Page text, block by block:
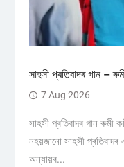
সাহসী প্ৰতিবাদৰ গান –
7 Aug 2026
সাহসী প্ৰতিবাদৰ গান ৰুমী
নহয়জানো সাহসী প্ৰতিবাদৰ
অন্যায়ৰ...